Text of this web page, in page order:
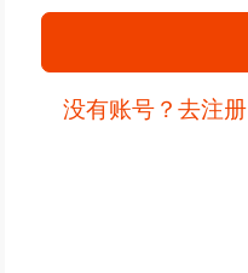
没有账号？去注册